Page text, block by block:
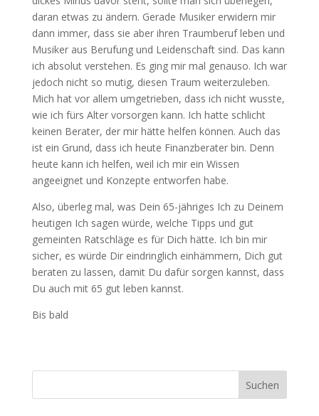
daran etwas zu ändern. Gerade Musiker erwidern mir
dann immer, dass sie aber ihren Traumberuf leben und
Musiker aus Berufung und Leidenschaft sind. Das kann
ich absolut verstehen. Es ging mir mal genauso. Ich war
jedoch nicht so mutig, diesen Traum weiterzuleben.
Mich hat vor allem umgetrieben, dass ich nicht wusste,
wie ich fürs Alter vorsorgen kann. Ich hatte schlicht
keinen Berater, der mir hätte helfen können. Auch das
ist ein Grund, dass ich heute Finanzberater bin. Denn
heute kann ich helfen, weil ich mir ein Wissen
angeeignet und Konzepte entworfen habe.
Also, überleg mal, was Dein 65-jähriges Ich zu Deinem
heutigen Ich sagen würde, welche Tipps und gut
gemeinten Ratschläge es für Dich hätte. Ich bin mir
sicher, es würde Dir eindringlich einhämmern, Dich gut
beraten zu lassen, damit Du dafür sorgen kannst, dass
Du auch mit 65 gut leben kannst.
Bis bald